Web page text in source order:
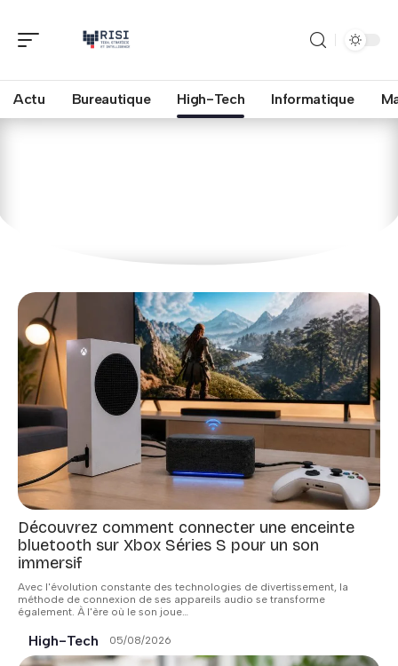
Actu Bureautique High-Tech Informatique
Découvrez comment connecter une enceinte
bluetooth sur Xbox Séries S pour un son
immersif
Avec l'évolution constante des technologies de divertissement, la
méthode de connexion de ses appareils audio se transforme
également. À l'ère où le son joue
High-Tech 05/08/2026